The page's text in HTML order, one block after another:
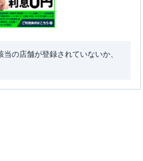
の店舗が登録されていないか、